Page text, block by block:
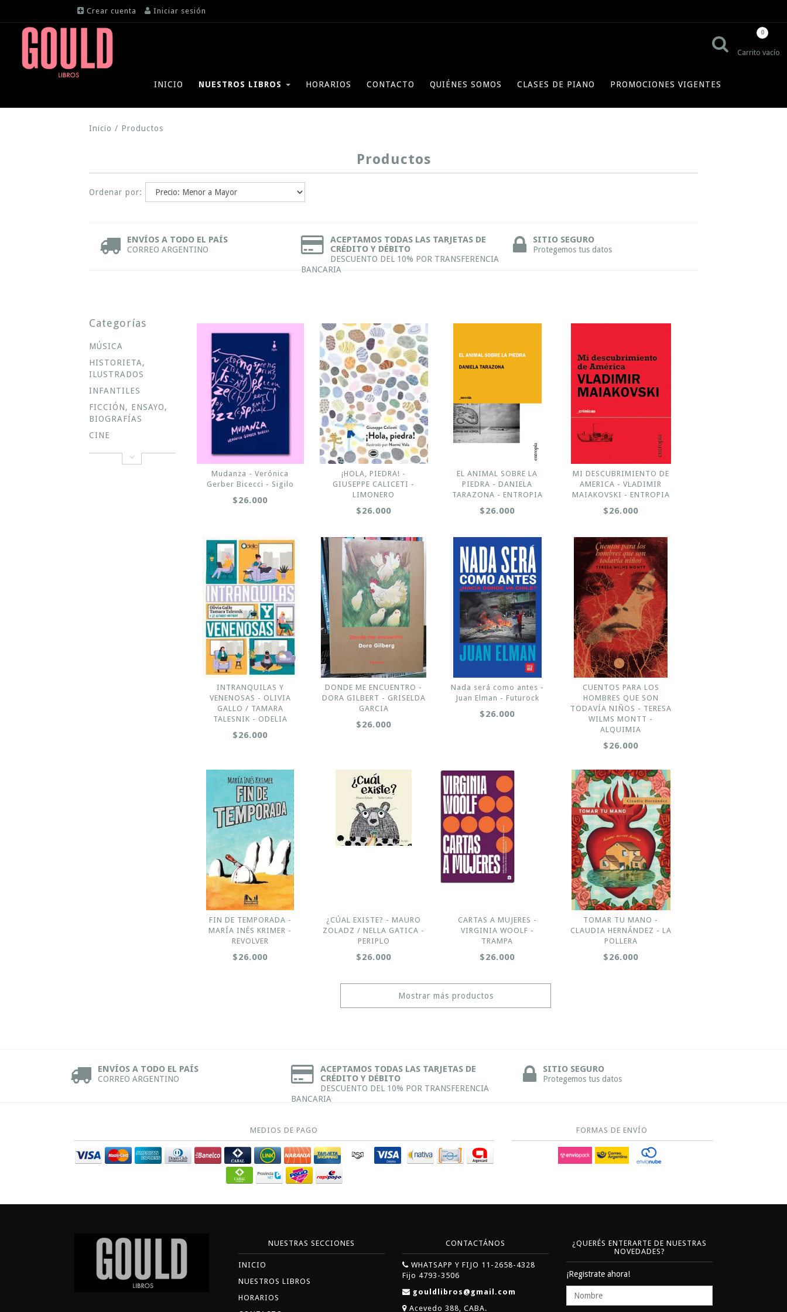
Crear cuenta Iniciar sesión
Carrito vacío
0
INICIO NUESTROS LIBROS HORARIOS CONTACTO QUIÉNES SOMOS CLASES DE PIANO PROMOCIONES VIGENTES
Inicio / Productos
Productos
Ordenar por:
ENVÍOS A TODO EL PAÍS
CORREO ARGENTINO
ACEPTAMOS TODAS LAS TARJETAS DE
CRÉDITO Y DÉBITO
DESCUENTO DEL 10% POR TRANSFERENCIA
BANCARIA
SITIO SEGURO
Protegemos tus datos
Categorías
MÚSICA
HISTORIETA,
ILUSTRADOS
INFANTILES
FICCIÓN, ENSAYO,
BIOGRAFÍAS
CINE
Mudanza - Verónica
Gerber Bicecci - Sigilo
$26.000
¡HOLA, PIEDRA! -
GIUSEPPE CALICETI -
LIMONERO
$26.000
EL ANIMAL SOBRE LA
PIEDRA - DANIELA
TARAZONA - ENTROPIA
$26.000
MI DESCUBRIMIENTO DE
AMERICA - VLADIMIR
MAIAKOVSKI - ENTROPIA
$26.000
INTRANQUILAS Y
VENENOSAS - OLIVIA
GALLO / TAMARA
TALESNIK - ODELIA
$26.000
DONDE ME ENCUENTRO -
DORA GILBERT - GRISELDA
GARCIA
$26.000
Nada será como antes -
Juan Elman - Futurock
$26.000
CUENTOS PARA LOS
HOMBRES QUE SON
TODAVÍA NIÑOS - TERESA
WILMS MONTT -
ALQUIMIA
$26.000
FIN DE TEMPORADA -
MARÍA INÉS KRIMER -
REVOLVER
$26.000
¿CÚAL EXISTE? - MAURO
ZOLADZ / NELLA GATICA -
PERIPLO
$26.000
CARTAS A MUJERES -
VIRGINIA WOOLF -
TRAMPA
$26.000
TOMAR TU MANO -
CLAUDIA HERNÁNDEZ - LA
POLLERA
$26.000
Mostrar más productos
ENVÍOS A TODO EL PAÍS
CORREO ARGENTINO
ACEPTAMOS TODAS LAS TARJETAS DE
CRÉDITO Y DÉBITO
DESCUENTO DEL 10% POR TRANSFERENCIA
BANCARIA
SITIO SEGURO
Protegemos tus datos
MEDIOS DE PAGO FORMAS DE ENVÍO
NUESTRAS SECCIONES
INICIO
NUESTROS LIBROS
HORARIOS
CONTACTÁNOS
WHATSAPP Y FIJO 11-2658-4328
Fijo 4793-3506
gouldlibros@gmail.com
Acevedo 388, CABA.
¿QUERÉS ENTERARTE DE NUESTRAS
NOVEDADES?
¡Registrate ahora!